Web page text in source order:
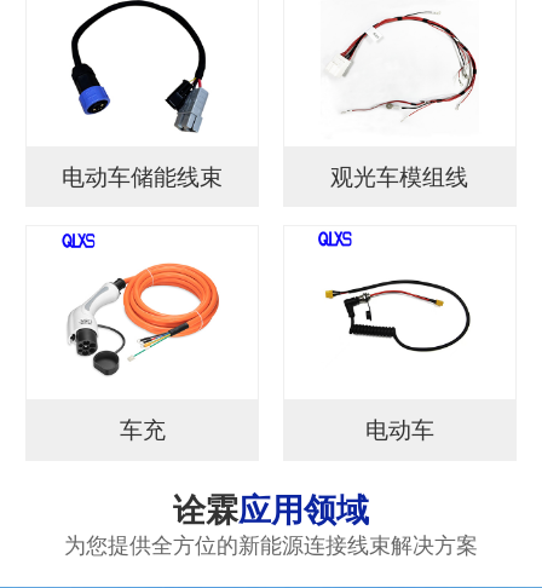
电动车储能线束 观光车模组线
车充 电动车
诠霖应用领域
为您提供全方位的新能源连接线束解决方案